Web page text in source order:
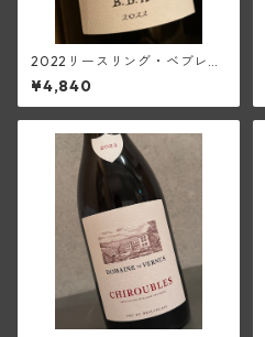
2022リースリング・ベブレン
ハイム(トラペ)
¥4,840